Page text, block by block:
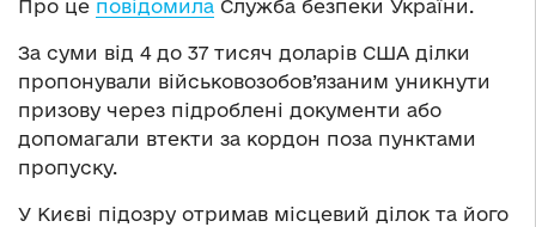
Про це повідомила Служба безпеки України.
За суми від 4 до 37 тисяч доларів США ділки
пропонували військовозобов’язаним уникнути
призову через підроблені документи або
допомагали втекти за кордон поза пунктами
пропуску.
У Києві підозру отримав місцевий ділок та його